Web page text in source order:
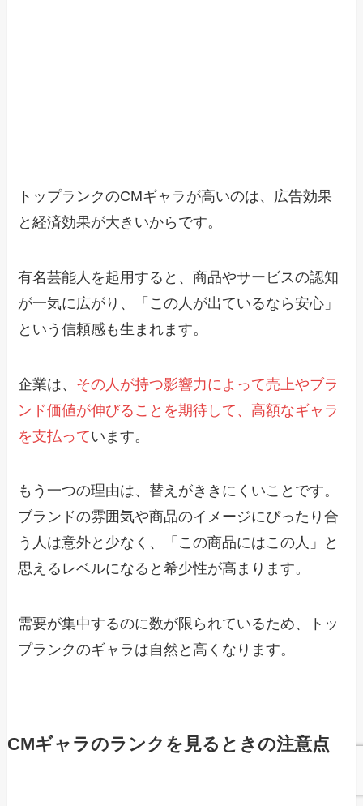
トップランクのCMギャラが高いのは、広告効果
と経済効果が大きいからです。
有名芸能人を起用すると、商品やサービスの認知
が一気に広がり、「この人が出ているなら安心」
という信頼感も生まれます。
企業は、 その人が持つ影響力によって売上やブラ
ンド価値が伸びることを期待して、高額なギャラ
を支払っています。
もう一つの理由は、替えがききにくいことです。
ブランドの雰囲気や商品のイメージにぴったり合
う人は意外と少なく、「この商品にはこの人」と
思えるレベルになると希少性が高まります。
需要が集中するのに数が限られているため、トッ
プランクのギャラは自然と高くなります。
CMギャラのランクを見るときの注意点